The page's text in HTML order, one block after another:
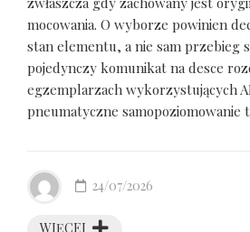
mocowania. O wyborze powinien
stan elementu, a nie sam przebieg
pojedynczy komunikat na desce
egzemplarzach wykorzystujących
pneumatyczne samopoziomowanie
WIĘCEJ
24/07/2026